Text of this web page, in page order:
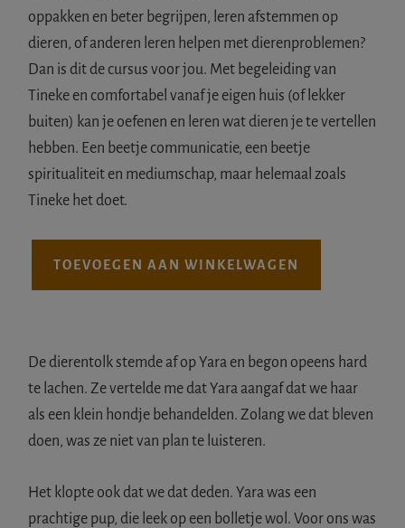
oppakken en beter begrijpen, leren afstemmen op
dieren, of anderen leren helpen met dierenproblemen?
Dan is dit de cursus voor jou. Met begeleiding van
Tineke en comfortabel vanaf je eigen huis (of lekker
buiten) kan je oefenen en leren wat dieren je te vertellen
hebben. Een beetje communicatie, een beetje
spiritualiteit en mediumschap, maar helemaal zoals
Tineke het doet.
u
n
i
c
r
e
TOEVOEGEN AAN WINKELWAGEN
De dierentolk stemde af op Yara en begon opeens hard
te lachen. Ze vertelde me dat Yara aangaf dat we haar
als een klein hondje behandelden. Zolang we dat bleven
doen, was ze niet van plan te luisteren.
Het klopte ook dat we dat deden. Yara was een
prachtige pup, die leek op een bolletje wol. Voor ons was